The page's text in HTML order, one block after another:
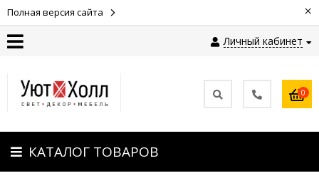
Полная версия сайта ×
Личный кабинет
Оплата
Доставка
0
КАТАЛОГ ТОВАРОВ